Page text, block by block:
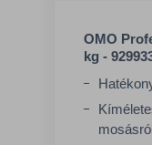
OMO
kg -